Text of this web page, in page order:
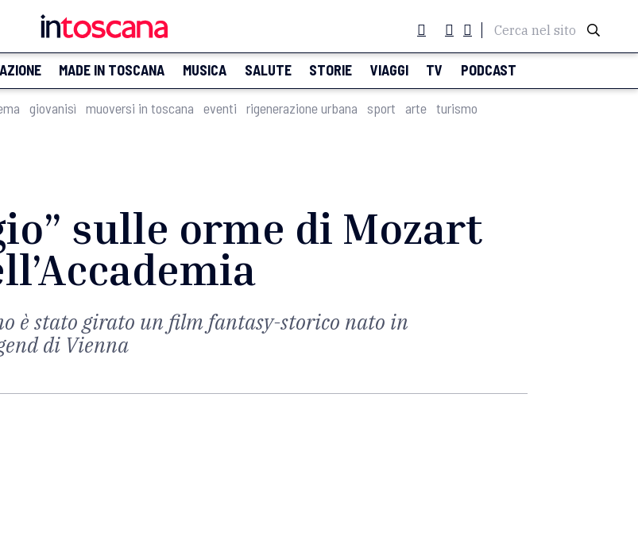
Cerca nel sito
MADE IN TOSCANA MUSICA SALUTE STORIE VIAGGI TV PODCAST
giovanisì muoversi in toscana eventi rigenerazione urbana sport arte turismo
sulle orme di Mozart
è stato girato un film fantasy-storico nato in
di Vienna